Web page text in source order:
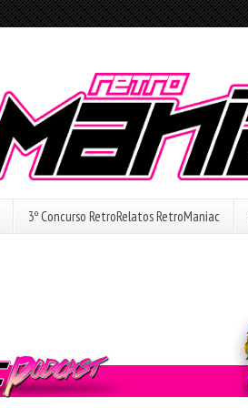
3º Concurso RetroRelatos RetroManiac